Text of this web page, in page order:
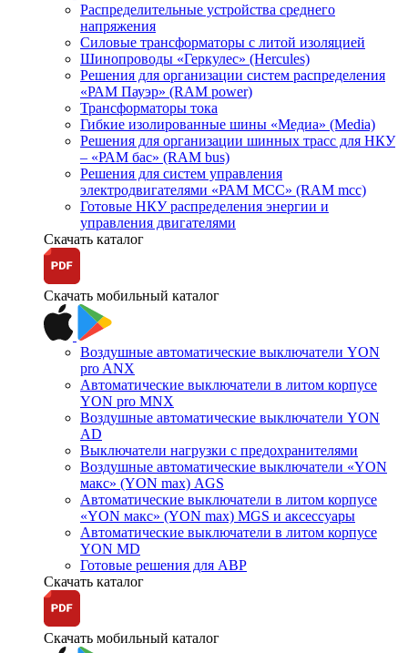
Распределительные устройства среднего
напряжения
Силовые трансформаторы с литой изоляцией
Шинопроводы «Геркулес» (Hercules)
Решения для организации систем распределения
«РАМ Пауэр» (RAM power)
Трансформаторы тока
Гибкие изолированные шины «Медиа» (Media)
Решения для организации шинных трасс для НКУ
– «РАМ бас» (RAM bus)
Решения для систем управления
электродвигателями «РАМ МСС» (RAM mcc)
Готовые НКУ распределения энергии и
управления двигателями
Скачать каталог
Скачать мобильный каталог
Воздушные автоматические выключатели YON
pro ANX
Автоматические выключатели в литом корпусе
YON pro MNX
Воздушные автоматические выключатели YON
AD
Выключатели нагрузки с предохранителями
Воздушные автоматические выключатели «YON
макс» (YON max) AGS
Автоматические выключатели в литом корпусе
«YON макс» (YON max) MGS и аксессуары
Автоматические выключатели в литом корпусе
YON MD
Готовые решения для АВР
Скачать каталог
Скачать мобильный каталог